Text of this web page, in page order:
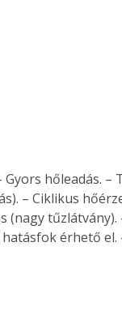
hőleadás. –
– Ciklikus
tűzlátvány).
érhető el.